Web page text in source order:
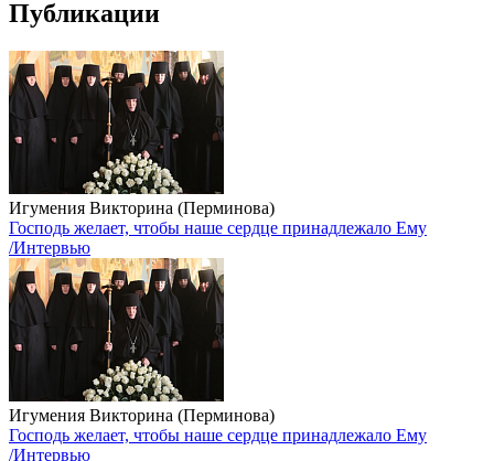
Публикации
Игумения Викторина (Перминова)
Господь желает, чтобы наше сердце принадлежало Ему
/Интервью
Игумения Викторина (Перминова)
Господь желает, чтобы наше сердце принадлежало Ему
/Интервью